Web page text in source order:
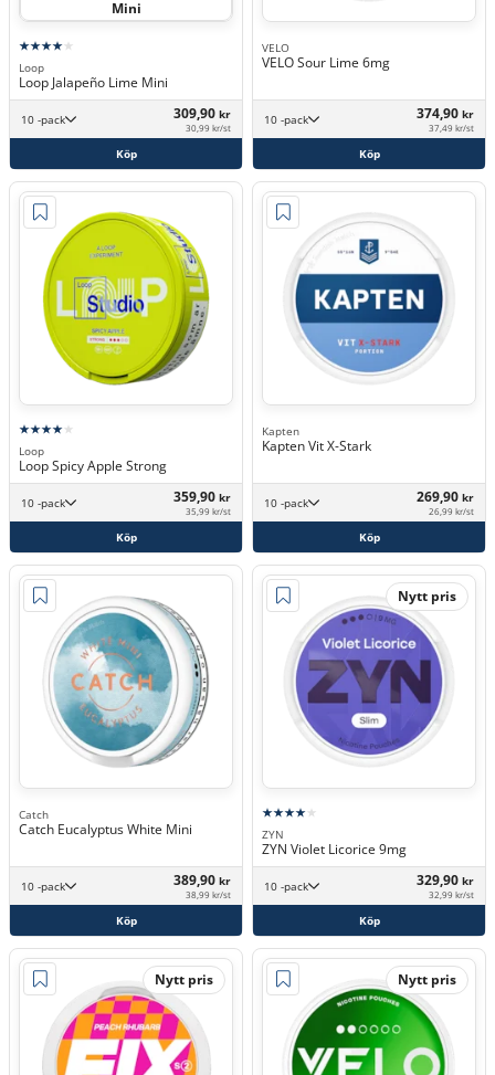
Mini
Loop
Loop Jalapeño Lime Mini
10 -pack 309,90 kr
30,99 kr/st
Köp
VELO
VELO Sour Lime 6mg
10 -pack 374,90 kr
37,49 kr/st
Köp
Loop
Loop Spicy Apple Strong
10 -pack 359,90 kr
35,99 kr/st
Köp
Kapten
Kapten Vit X-Stark
10 -pack 269,90 kr
26,99 kr/st
Köp
Catch
Catch Eucalyptus White Mini
10 -pack 389,90 kr
38,99 kr/st
Köp
Nytt pris
ZYN
ZYN Violet Licorice 9mg
10 -pack 329,90 kr
32,99 kr/st
Köp
Nytt pris Nytt pris